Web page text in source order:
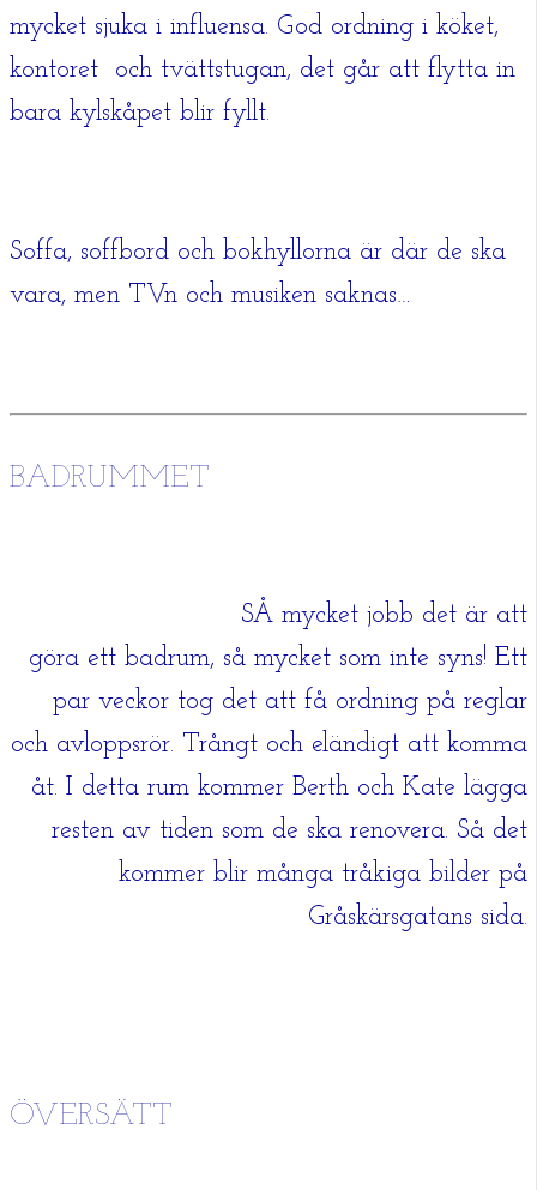
mycket sjuka i influensa. God ordning i köket,
kontoret och tvättstugan, det går att flytta in
bara kylskåpet blir fyllt.
Soffa, soffbord och bokhyllorna är där de ska
vara, men TVn och musiken saknas…
BADRUMMET
SÅ mycket jobb det är att
göra ett badrum, så mycket som inte syns! Ett
par veckor tog det att få ordning på reglar
och avloppsrör. Trångt och eländigt att komma
åt. I detta rum kommer Berth och Kate lägga
resten av tiden som de ska renovera. Så det
kommer blir många tråkiga bilder på
Gråskärsgatans sida.
ÖVERSÄTT